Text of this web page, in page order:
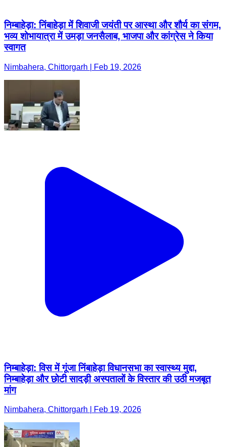
निम्बाहेड़ा: निंबाहेड़ा में शिवाजी जयंती पर आस्था और शौर्य का संगम,
भव्य शोभायात्रा में उमड़ा जनसैलाब, भाजपा और कांग्रेस ने किया
स्वागत
Nimbahera, Chittorgarh | Feb 19, 2026
निम्बाहेड़ा: विस में गूंजा निंबाहेड़ा विधानसभा का स्वास्थ्य मुद्दा,
निम्बाहेड़ा और छोटी सादड़ी अस्पतालों के विस्तार की उठी मजबूत
मांग
Nimbahera, Chittorgarh | Feb 19, 2026